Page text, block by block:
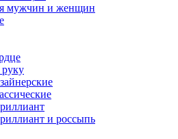
мужчин и женщин
и россыпь